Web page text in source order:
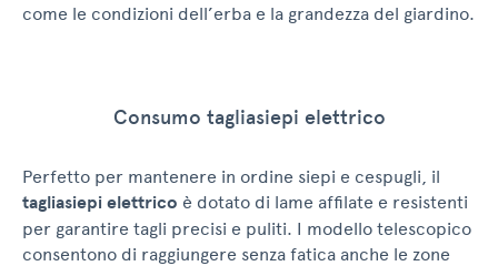
come le condizioni dell’erba e la grandezza del giardino.
Consumo tagliasiepi elettrico
Perfetto per mantenere in ordine siepi e cespugli, il
tagliasiepi elettrico è dotato di lame affilate e resistenti
per garantire tagli precisi e puliti. I modello telescopico
consentono di raggiungere senza fatica anche le zone